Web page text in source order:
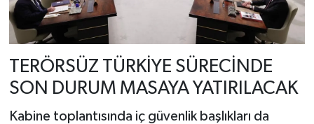
TERÖRSÜZ TÜRKİYE SÜRECİNDE
SON DURUM MASAYA YATIRILACAK
Kabine toplantısında iç güvenlik başlıkları da